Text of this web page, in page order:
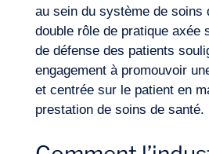
au sein du système de soins
double rôle de pratique axée
de défense des patients
engagement à promouvoir
et centrée sur le patient en
prestation de soins de santé.